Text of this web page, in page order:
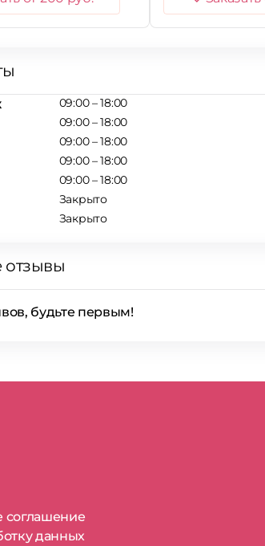
09:00 – 18:00
09:00 – 18:00
09:00 – 18:00
09:00 – 18:00
09:00 – 18:00
Закрыто
Закрыто
отзывы
будьте первым!
соглашение
данных